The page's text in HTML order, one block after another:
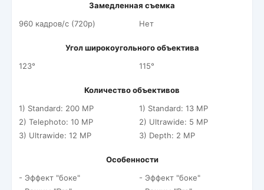
Замедленная съемка
960 кадров/c (720p)
Нет
Угол широкоугольного объектива
123°
115°
Количество объективов
1) Standard: 200 MP
2) Telephoto: 10 MP
3) Ultrawide: 12 MP
1) Standard: 13 MP
2) Ultrawide: 5 MP
3) Depth: 2 MP
Особенности
- Эффект "боке"
- Эффект "боке"